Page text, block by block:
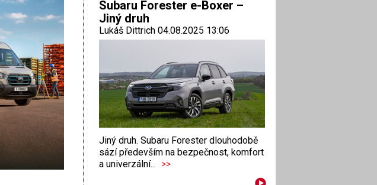
Subaru Forester e-Boxer –
Jiný druh
Lukáš Dittrich 04.08.2025 13:06
Jiný druh. Subaru Forester dlouhodobě
sází především na bezpečnost, komfort
a univerzální... >>